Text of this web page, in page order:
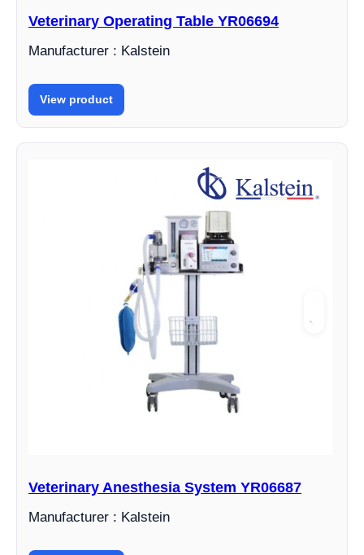
Veterinary Operating Table YR06694
Manufacturer : Kalstein
View product
Veterinary Anesthesia System YR06687
Manufacturer : Kalstein